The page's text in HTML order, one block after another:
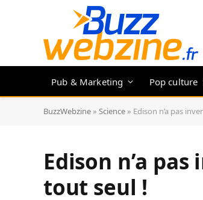
Pub & Marketing Pop culture
BuzzWebzine » Science » Edison n’a pas
Edison n’a
tout seul !